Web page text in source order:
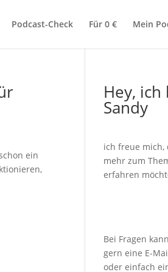
Podcast-Check Für 0 € Mein
ein
Hey, ich
Sandy
ich freue mich,
mehr zum
erfahren
Bei Fragen
gern eine E-
oder einfach